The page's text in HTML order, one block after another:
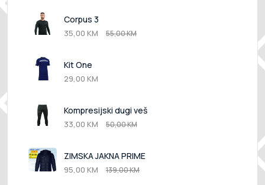
Corpus 3
35,00 KM 55,00 KM
Kit One
29,00 KM
Kompresijski dugi veš
33,00 KM 50,00 KM
ZIMSKA JAKNA PRIME
95,00 KM 139,00 KM